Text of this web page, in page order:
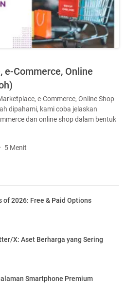
Commerce, Online
e-Commerce, Online Shop
dipahami, kami coba jelaskan
dan online shop dalam bentuk
5 Menit
of 2026: Free & Paid Options
X: Aset Berharga yang Sering
Smartphone Premium